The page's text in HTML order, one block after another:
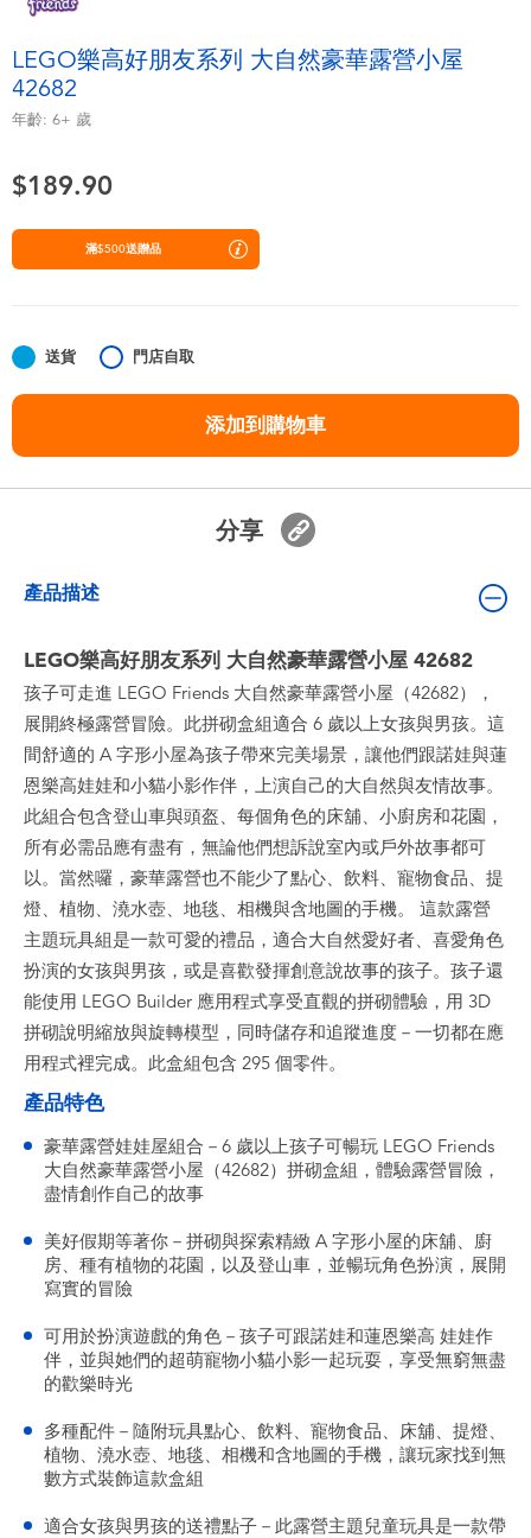
嬰兒及學前玩具
電池
人氣角色
LEGO樂高好朋友系列 大自然豪華露營小屋
42682
年齡: 6+ 歲
$189.90
滿$500送贈品
送貨 門店自取
添加到購物車
分享
產品描述
LEGO樂高好朋友系列 大自然豪華露營小屋 42682
孩子可走進 LEGO Friends 大自然豪華露營小屋（42682），
展開終極露營冒險。此拼砌盒組適合 6 歲以上女孩與男孩。這
間舒適的 A 字形小屋為孩子帶來完美場景，讓他們跟諾娃與蓮
恩樂高娃娃和小貓小影作伴，上演自己的大自然與友情故事。
此組合包含登山車與頭盔、每個角色的床舖、小廚房和花園，
所有必需品應有盡有，無論他們想訴說室內或戶外故事都可
以。當然囉，豪華露營也不能少了點心、飲料、寵物食品、提
燈、植物、澆水壺、地毯、相機與含地圖的手機。 這款露營
主題玩具組是一款可愛的禮品，適合大自然愛好者、喜愛角色
扮演的女孩與男孩，或是喜歡發揮創意說故事的孩子。孩子還
能使用 LEGO Builder 應用程式享受直觀的拼砌體驗，用 3D
拼砌說明縮放與旋轉模型，同時儲存和追蹤進度－一切都在應
用程式裡完成。此盒組包含 295 個零件。
產品特色
豪華露營娃娃屋組合－6 歲以上孩子可暢玩 LEGO Friends
大自然豪華露營小屋（42682）拼砌盒組，體驗露營冒險，
盡情創作自己的故事
美好假期等著你－拼砌與探索精緻 A 字形小屋的床舖、廚
房、種有植物的花園，以及登山車，並暢玩角色扮演，展開
寫實的冒險
可用於扮演遊戲的角色－孩子可跟諾娃和蓮恩樂高 娃娃作
伴，並與她們的超萌寵物小貓小影一起玩耍，享受無窮無盡
的歡樂時光
多種配件－隨附玩具點心、飲料、寵物食品、床舖、提燈、
植物、澆水壺、地毯、相機和含地圖的手機，讓玩家找到無
數方式裝飾這款盒組
適合女孩與男孩的送禮點子－此露營主題兒童玩具是一款帶